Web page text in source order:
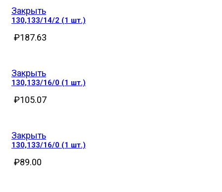
Закрыть
130,133/14/2 (1 шт.)
₽187.63
Закрыть
130,133/16/0 (1 шт.)
₽105.07
Закрыть
130,133/16/0 (1 шт.)
₽89.00